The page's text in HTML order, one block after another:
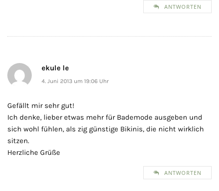
ANTWORTEN
ekule le
4. Juni 2013 um 19:06 Uhr
Gefällt mir sehr gut!
Ich denke, lieber etwas mehr für Bademode ausgeben und
sich wohl fühlen, als zig günstige Bikinis, die nicht wirklich
sitzen.
Herzliche Grüße
ANTWORTEN